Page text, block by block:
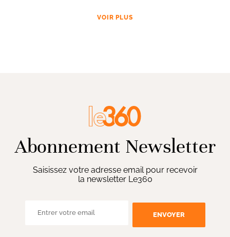
VOIR PLUS
Abonnement Newsletter
Saisissez votre adresse email pour recevoir
la newsletter Le360
ENVOYER